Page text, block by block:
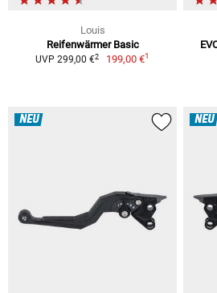
Louis
Reifenwärmer Basic
UVP 299,00 €2 199,00 €1
NEU NEU